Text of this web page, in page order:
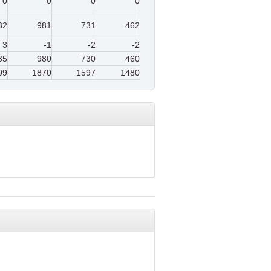
981 731
462
3
-1 -2
-2
980 730
460
1870 1597 1480